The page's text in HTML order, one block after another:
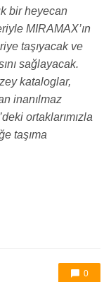
bir heyecan
MIRAMAX’ın
taşıyacak ve
sağlayacak.
kataloglar,
inanılmaz
ortaklarımızla
taşıma
0